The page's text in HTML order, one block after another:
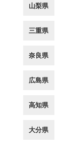
山梨県
三重県
奈良県
広島県
高知県
大分県